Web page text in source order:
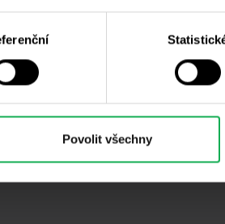
Povolit všechny
PayPal Pfizer
Ropa Rozhovory
Trading robot Trading tipy
Zkušení obchodníci Zlato